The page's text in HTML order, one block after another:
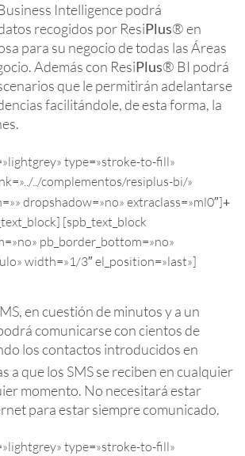
Intelligence podrá
recogidos por ResiPlus® en
para su negocio de todas las Áreas
Además con ResiPlus® BI podrá
que le permitirán adelantarse
facilitándole, de esta forma, la
type=»stroke-to-fill»
../complementos/resiplus-bi/»
dropshadow=»no» extraclass=»ml0″]+
[spb_text_block
pb_border_bottom=»no»
width=»1/3″ el_position=»last»]
en cuestión de minutos y a un
comunicarse con cientos de
los contactos introducidos en
a que los SMS se reciben en cualquier
momento. No necesitará estar
para estar siempre comunicado.
type=»stroke-to-fill»